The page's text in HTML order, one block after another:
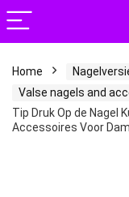
Home
Valse nagels and
Tip Druk Op de Nagel
Accessoires Voor